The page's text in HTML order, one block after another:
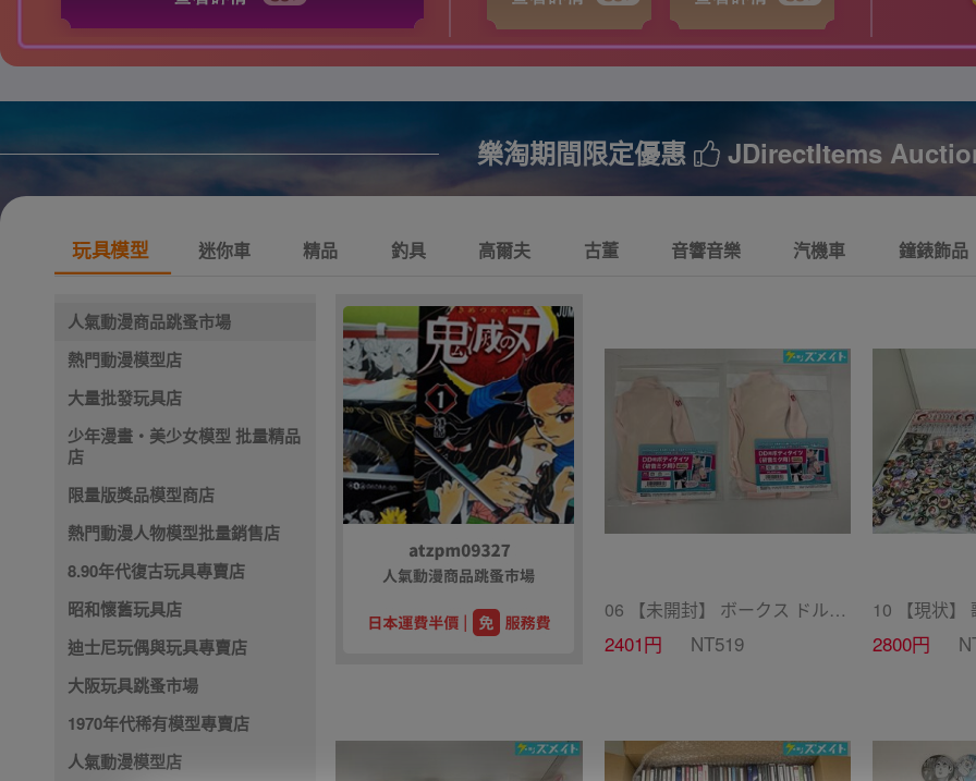
樂淘期間限定優惠 JDirectItems
玩具模型 迷你車 精品 釣具 高爾夫 古董 音響音樂 汽機車 鐘錶飾品
人氣動漫商品跳蚤市場
熱門動漫模型店
大量批發玩具店
少年漫畫・美少女模型 批量精品
店
限量版獎品模型商店
熱門動漫人物模型批量銷售店
8.90年代復古玩具專賣店
昭和懷舊玩具店
迪士尼玩偶與玩具專賣店
大阪玩具跳蚤市場
1970年代稀有模型專賣店
人氣動漫模型店
06 【未開封】 ボークス ドルフィードリーム ドール衣装 DD用ボディタイツ セミホワイトカラー 初音ミク 2点 A /ドール
2401円 NT519 2800円